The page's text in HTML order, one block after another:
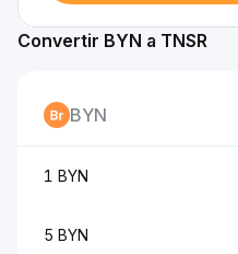
Convertir BYN a TNSR
BYN
1 BYN
5 BYN